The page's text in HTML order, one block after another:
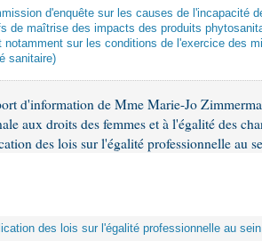
des lois
des lois
sociale
et orales
débats
d'enquête sur les causes de l'incapacité
de maîtrise des impacts des produits
notamment sur les conditions de l'exercice des
sanitaire)
d'information de Mme Marie-Jo
aux droits des femmes et à l'égalité des
des lois sur l'égalité professionnelle au
des lois sur l'égalité professionnelle au